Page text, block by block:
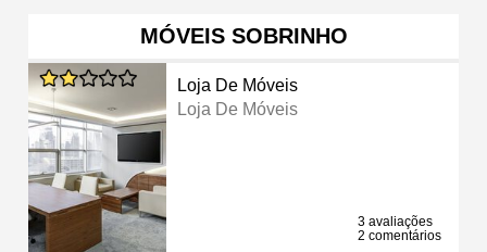
MÓVEIS SOBRINHO
Loja De Móveis
Loja De Móveis
3 avaliações
2 comentários